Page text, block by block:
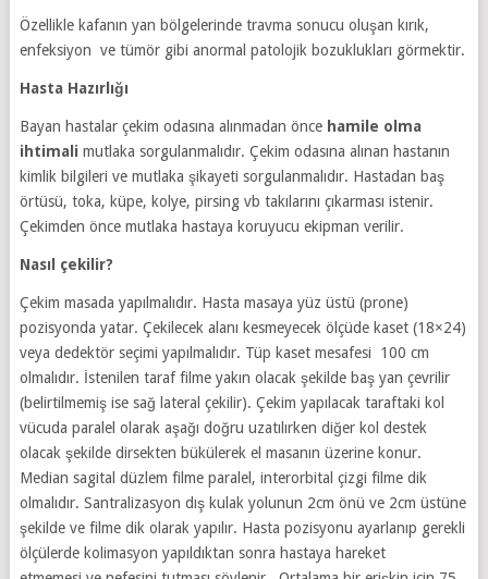
Özellikle kafanın yan bölgelerinde travma sonucu oluşan kırık,
enfeksiyon ve tümör gibi anormal patolojik bozuklukları görmektir.
Hasta Hazırlığı
Bayan hastalar çekim odasına alınmadan önce hamile olma
ihtimali mutlaka sorgulanmalıdır. Çekim odasına alınan hastanın
kimlik bilgileri ve mutlaka şikayeti sorgulanmalıdır. Hastadan baş
örtüsü, toka, küpe, kolye, pirsing vb takılarını çıkarması istenir.
Çekimden önce mutlaka hastaya koruyucu ekipman verilir.
Nasıl çekilir?
Çekim masada yapılmalıdır. Hasta masaya yüz üstü (prone)
pozisyonda yatar. Çekilecek alanı kesmeyecek ölçüde kaset (18×24)
veya dedektör seçimi yapılmalıdır. Tüp kaset mesafesi 100 cm
olmalıdır. İstenilen taraf filme yakın olacak şekilde baş yan çevrilir
(belirtilmemiş ise sağ lateral çekilir). Çekim yapılacak taraftaki kol
vücuda paralel olarak aşağı doğru uzatılırken diğer kol destek
olacak şekilde dirsekten bükülerek el masanın üzerine konur.
Median sagital düzlem filme paralel, interorbital çizgi filme dik
olmalıdır. Santralizasyon dış kulak yolunun 2cm önü ve 2cm üstüne
şekilde ve filme dik olarak yapılır. Hasta pozisyonu ayarlanıp gerekli
ölçülerde kolimasyon yapıldıktan sonra hastaya hareket